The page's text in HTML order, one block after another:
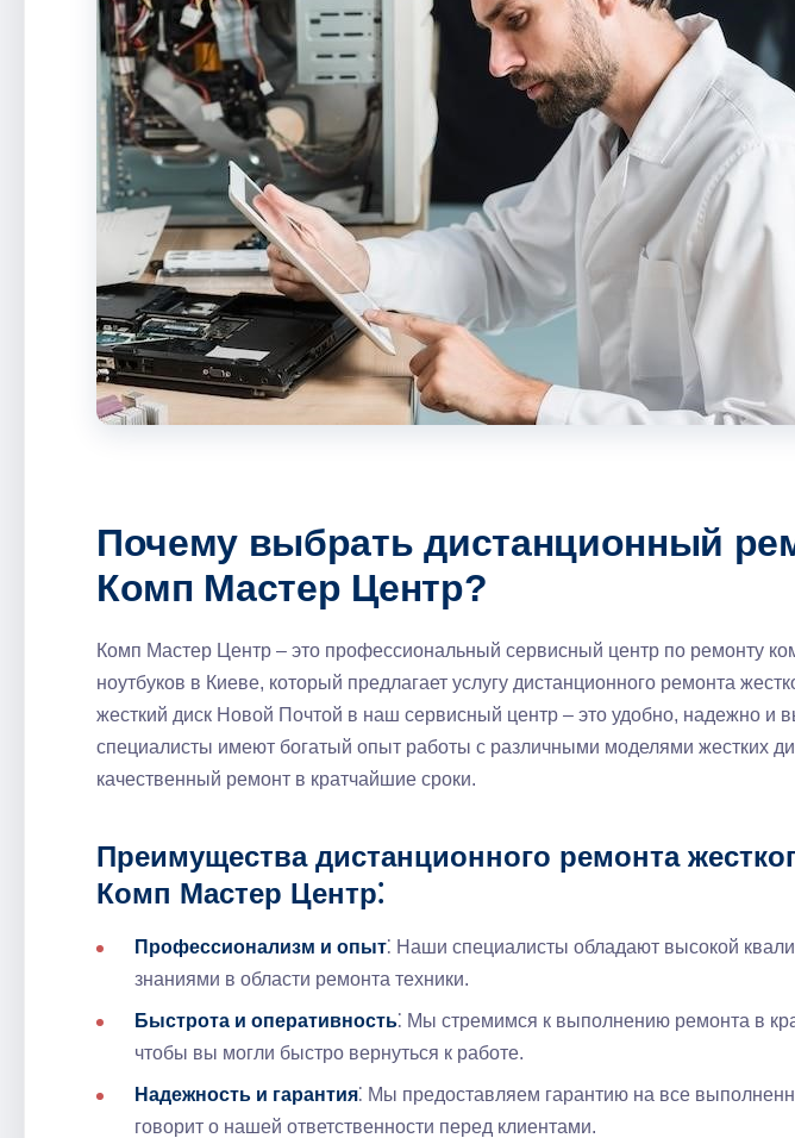
Почему выбрать дистанционный
Комп Мастер Центр?
Комп Мастер Центр – это профессиональный сервисный центр по ремонту
ноутбуков в Киеве, который предлагает услугу дистанционного ремонта
жесткий диск Новой Почтой в наш сервисный центр – это удобно, надежно и
специалисты имеют богатый опыт работы с различными моделями жестких
качественный ремонт в кратчайшие сроки.
Преимущества дистанционного ремонта
Комп Мастер Центр⁚
Профессионализм и опыт⁚ Наши специалисты обладают высокой
знаниями в области ремонта техники.
Быстрота и оперативность⁚ Мы стремимся к выполнению ремонта в
чтобы вы могли быстро вернуться к работе.
Надежность и гарантия⁚ Мы предоставляем гарантию на все
говорит о нашей ответственности перед клиентами.